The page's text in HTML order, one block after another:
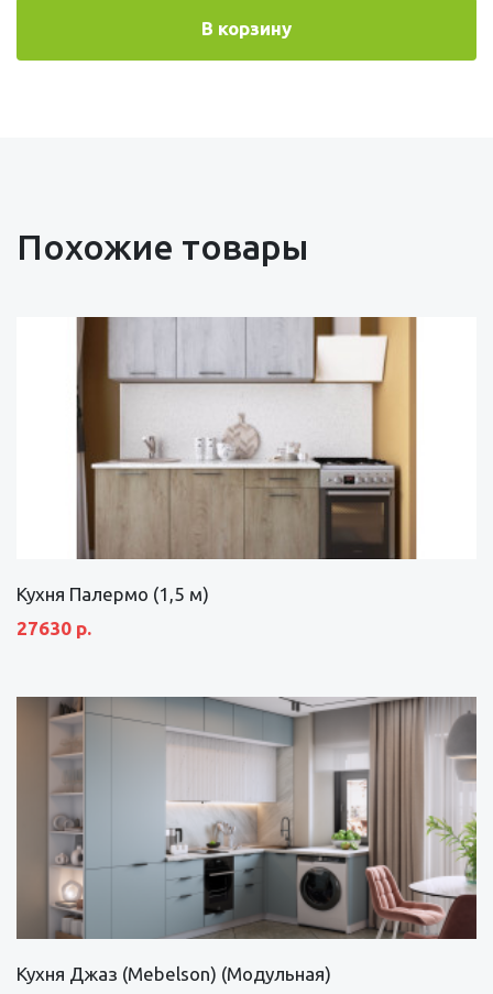
В корзину
Похожие товары
Кухня Палермо (1,5 м)
27630 р.
Кухня Джаз (Mebelson) (Модульная)